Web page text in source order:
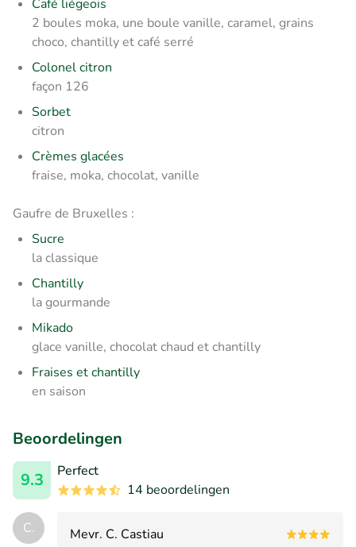
Café liégeois
2 boules moka, une boule vanille, caramel, grains
choco, chantilly et café serré
Colonel citron
façon 126
Sorbet
citron
Crèmes glacées
fraise, moka, chocolat, vanille
Gaufre de Bruxelles :
Sucre
la classique
Chantilly
la gourmande
Mikado
glace vanille, chocolat chaud et chantilly
Fraises et chantilly
en saison
Beoordelingen
9.3
Perfect
14 beoordelingen
C.
Mevr. C. Castiau